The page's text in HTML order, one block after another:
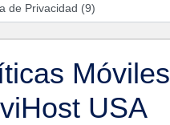
Móviles
USA